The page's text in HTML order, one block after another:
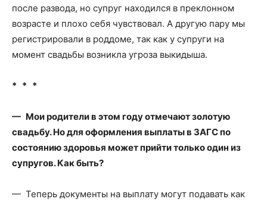
после развода, но супруг находился в преклонном
возрасте и плохо себя чувствовал. А другую пару мы
регистрировали в роддоме, так как у супруги на
момент свадьбы возникла угроза выкидыша.
* * *
— Мои родители в этом году отмечают золотую
свадьбу. Но для оформления выплаты в ЗАГС по
состоянию здоровья может прийти только один из
супругов. Как быть?
— Теперь документы на выплату могут подавать как